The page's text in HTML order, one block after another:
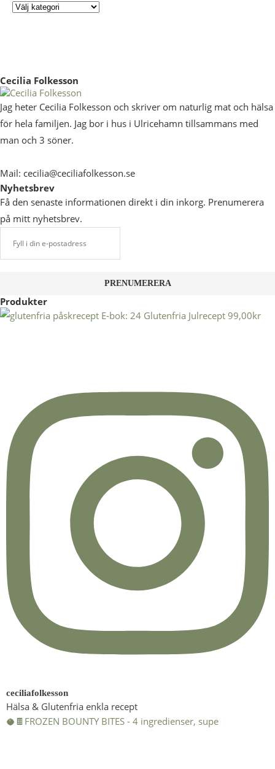
Cecilia Folkesson
Jag heter Cecilia Folkesson och skriver om naturlig mat och hälsa
för hela familjen. Jag bor i hus i Ulricehamn tillsammans med
man och 3 söner.
Mail: cecilia@ceciliafolkesson.se
Nyhetsbrev
Få den senaste informationen direkt i din inkorg. Prenumerera
på mitt nyhetsbrev.
Produkter
E-bok: 24 Glutenfria Julrecept 99,00kr
ceciliafolkesson
Hälsa & Glutenfria enkla recept
🥥🍫FROZEN BOUNTY BITES - 4 ingredienser, supe